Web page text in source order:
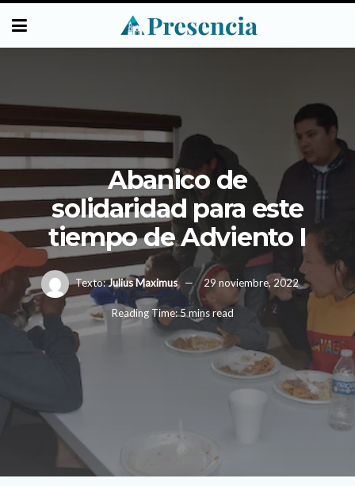
Abanico de
solidaridad para este
tiempo de Adviento I
Texto:Julius Maximus 29 noviembre, 2022
Reading Time: 5 mins read